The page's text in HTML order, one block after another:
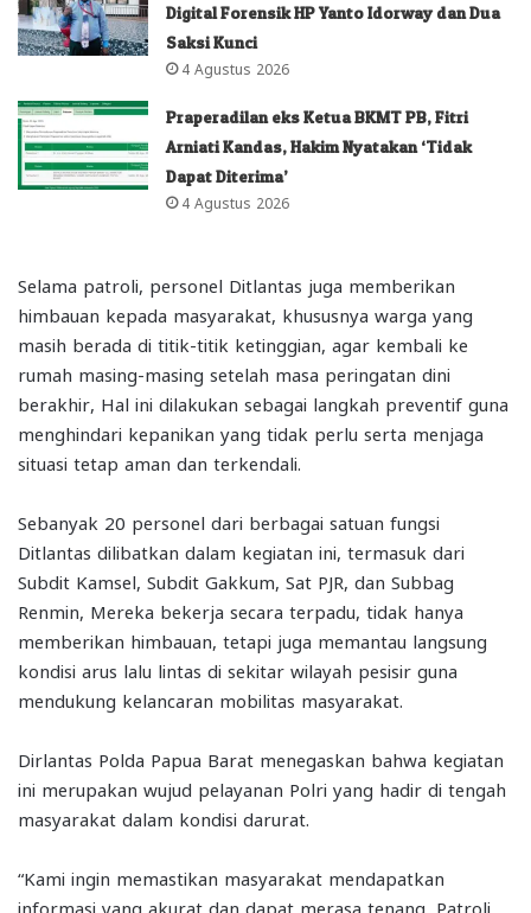
Digital Forensik HP Yanto Idorway dan Dua
Saksi Kunci
4 Agustus 2026
Praperadilan eks Ketua BKMT PB, Fitri
Arniati Kandas, Hakim Nyatakan ‘Tidak
Dapat Diterima’
4 Agustus 2026
Selama patroli, personel Ditlantas juga memberikan
himbauan kepada masyarakat, khususnya warga yang
masih berada di titik-titik ketinggian, agar kembali ke
rumah masing-masing setelah masa peringatan dini
berakhir, Hal ini dilakukan sebagai langkah preventif guna
menghindari kepanikan yang tidak perlu serta menjaga
situasi tetap aman dan terkendali.
Sebanyak 20 personel dari berbagai satuan fungsi
Ditlantas dilibatkan dalam kegiatan ini, termasuk dari
Subdit Kamsel, Subdit Gakkum, Sat PJR, dan Subbag
Renmin, Mereka bekerja secara terpadu, tidak hanya
memberikan himbauan, tetapi juga memantau langsung
kondisi arus lalu lintas di sekitar wilayah pesisir guna
mendukung kelancaran mobilitas masyarakat.
Dirlantas Polda Papua Barat menegaskan bahwa kegiatan
ini merupakan wujud pelayanan Polri yang hadir di tengah
masyarakat dalam kondisi darurat.
“Kami ingin memastikan masyarakat mendapatkan
informasi yang akurat dan dapat merasa tenang, Patroli